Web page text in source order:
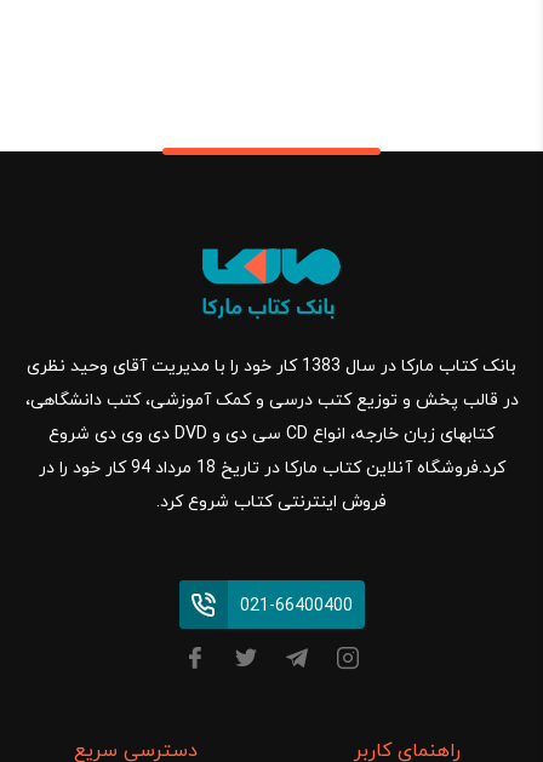
بانک کتاب مارکا در سال 1383 کار خود را با مدیریت آقای وحید نظری
در قالب پخش و توزیع کتب درسی و کمک آموزشی، کتب دانشگاهی،
کتابهای زبان خارجه، انواع CD سی دی و DVD دی وی دی شروع
کرد.فروشگاه آنلاین کتاب مارکا در تاریخ 18 مرداد 94 کار خود را در
فروش اینترنتی کتاب شروع کرد.
021-66400400
راهنمای کاربر دسترسی سریع